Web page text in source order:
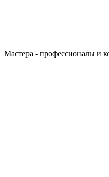
Мастера - профессионалы и